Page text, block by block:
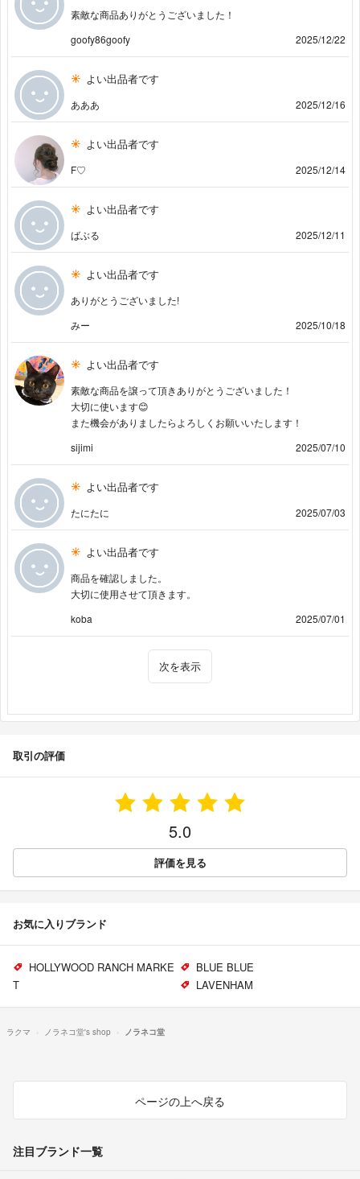
素敵な商品ありがとうございました！
goofy86goofy
2025/12/22
よい出品者です
あああ 2025/12/16
よい出品者です
F♡ 2025/12/14
よい出品者です
ばぶる 2025/12/11
よい出品者です
ありがとうございました!
みー
2025/10/18
よい出品者です
素敵な商品を譲って頂きありがとうございました！
大切に使います😊
また機会がありましたらよろしくお願いいたします！
sijimi
2025/07/10
よい出品者です
たにたに 2025/07/03
よい出品者です
商品を確認しました。
大切に使用させて頂きます。
koba
2025/07/01
次を表示
取引の評価
5.0
評価を見る
お気に入りブランド
HOLLYWOOD RANCH MARKE
T
BLUE BLUE
LAVENHAM
ラクマ ノラネコ堂's shop ノラネコ堂
ページの上へ戻る
注目ブランド一覧